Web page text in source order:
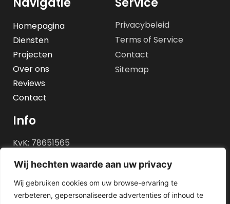
Wij hechten waarde aan uw privacy
Wij gebruiken cookies om uw browse-ervaring te
verbeteren, gepersonaliseerde advertenties of inhoud te
Homepagina
Diensten
Projecten
Over ons
Reviews
Contact
Privacybeleid
Terms of Service
Contact
Sitemap
Info
KvK: 78651565
BTW id: NL861483819B01
REK nr: NL05 INGB 0100
0540 72